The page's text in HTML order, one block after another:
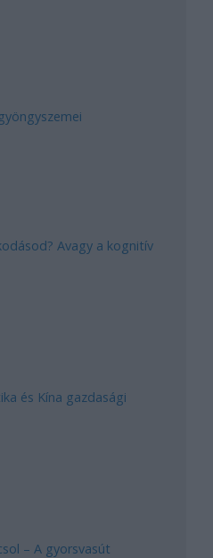
Avagy a kognitív
és Kína gazdasági
– A gyorsvasút